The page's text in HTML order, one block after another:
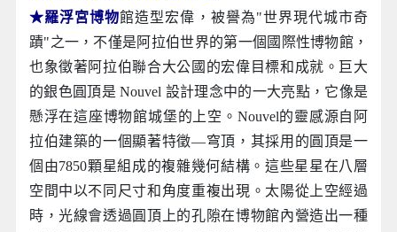
★羅浮宮博物館造型宏偉，被譽為"世界現代城市奇
蹟"之一，不僅是阿拉伯世界的第一個國際性博物館，
也象徵著阿拉伯聯合大公國的宏偉目標和成就。巨大
的銀色圓頂是 Nouvel 設計理念中的一大亮點，它像是
懸浮在這座博物館城堡的上空。Nouvel的靈感源自阿
拉伯建築的一個顯著特徵—穹頂，其採用的圓頂是一
個由7850顆星組成的複雜幾何結構。這些星星在八層
空間中以不同尺寸和角度重複出現。太陽從上空經過
時，光線會透過圓頂上的孔隙在博物館內營造出一種